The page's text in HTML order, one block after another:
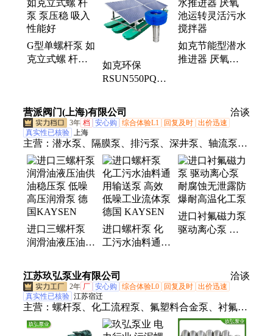
拌机、板框压滤机、污水处理设备、固液分离设备、
水下管式增氧机、景观喷泉曝气机、光伏气泡发生器
G型单螺杆泵 如
克立式螺 杆泵
如克环保
RSUN550PQ光
景观鱼塘增氧设
备
如克节能型潜水
推进器 厌氧池
营派阀门(上海)有限公司 洽谈
3年 档 安心购 综合体验L1 回复及时 出价迅速
真实性已核验 上海
主营： 潜水泵、隔膜泵、排污泵、深井泵、轴流泵、
计量泵、抽沙泵、潜水电泵、潜油电泵、齿轮油泵、
润滑油泵、离心油泵、导热油泵、耐腐污水泵、节能
电机、潜水推流器、潜水搅拌机
进口三螺杆泵
润滑油液压油供
高压润滑泵 德
国KAYSEN
进口螺杆泵 化
工污水油料通用
噪工业流体泵
德国 KAYSEN
进口衬氟磁力泵
驱动离心泵 耐
江苏玖弘泵业有限公司
洽谈
2年 厂 安心购 综合体验L0 回复及时 出价迅速
真实性已核验 江苏宿迁
主营： 螺杆泵、化工流程泵、氟塑料合金泵、衬氟高
温磁力泵